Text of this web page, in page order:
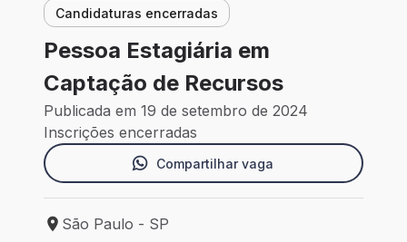
Candidaturas encerradas
Pessoa Estagiária em
Captação de Recursos
Publicada em 19 de setembro de 2024
Inscrições encerradas
Compartilhar vaga
Local de trabalho: São Paulo - SP
São Paulo - SP